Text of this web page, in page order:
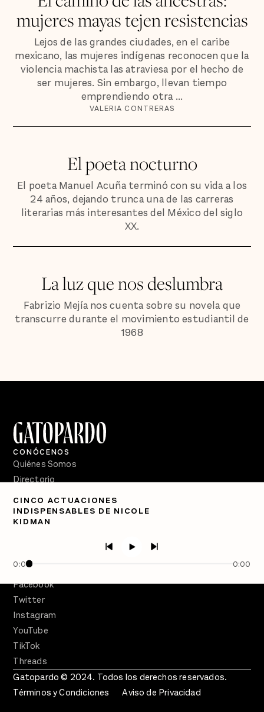
mujeres mayas tejen resistencias
Lejos de las grandes ciudades, en el caribe
mexicano, las mujeres indígenas reconocen que la
violencia machista las atraviesa por el hecho de
ser mujeres. Sin embargo, llevan tiempo
emprendiendo otra ...
VALERIA CONTRERAS
El poeta nocturno
El poeta Manuel Acuña terminó con su vida a los
24 años, dejando trunca una de las carreras
literarias más interesantes del México del siglo
XX.
La luz que nos deslumbra
Fabrizio Mejía nos cuenta sobre su novela que
transcurre durante el movimiento estudiantil de
1968
CINCO ACTUACIONES
INDISPENSABLES DE NICOLE
KIDMAN
0:00 0:00
CONÓCENOS
Quiénes Somos
Directorio
PÓDCASTS
Semanario Gatopardo
Facebook
Twitter
Instagram
YouTube
TikTok
Threads
Gatopardo © 2024. Todos los derechos reservados.
Términos y Condiciones
Aviso de Privacidad